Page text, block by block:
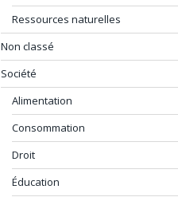
Ressources naturelles
Non classé
Société
Alimentation
Consommation
Droit
Éducation